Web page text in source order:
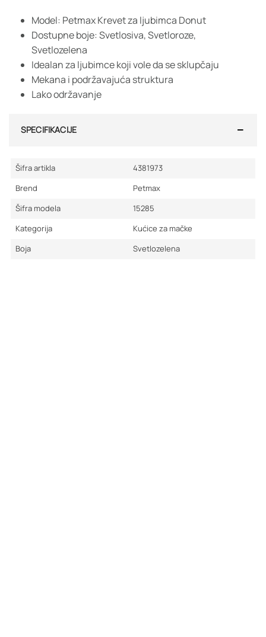
Model: Petmax Krevet za ljubimca Donut
Dostupne boje: Svetlosiva, Svetloroze,
Svetlozelena
Idealan za ljubimce koji vole da se sklupčaju
Mekana i podržavajuća struktura
Lako održavanje
SPECIFIKACIJE
Šifra artikla
4381973
Brend
Petmax
Šifra modela
15285
Kategorija
Kućice za mačke
Boja
Svetlozelena